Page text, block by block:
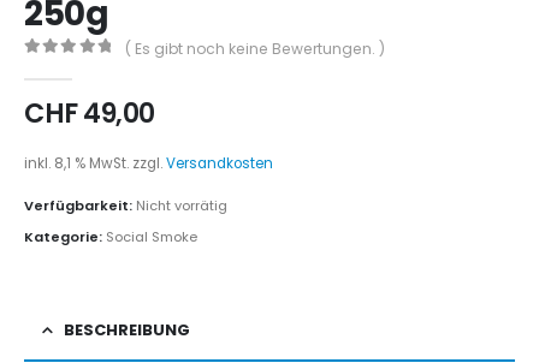
250g
( Es gibt noch keine Bewertungen. )
CHF49,00
inkl. 8,1 % MwSt. zzgl.Versandkosten
Verfügbarkeit: Nicht vorrätig
Kategorie: Social Smoke
BESCHREIBUNG